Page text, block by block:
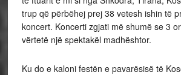
trup që përbëhej prej 38 vetesh ishin të
koncert. Koncerti zgjati më shumë se 3
vërtetë një spektakël madhështor.
Ku do e kaloni festën e pavarësisë të